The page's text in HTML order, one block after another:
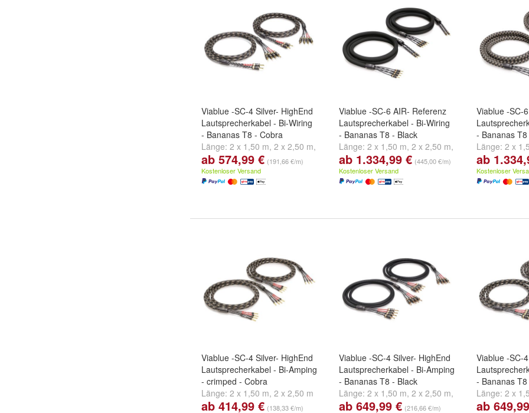
Viablue -SC-4 Silver- HighEnd
Lautsprecherkabel - Bi-Wiring
- Bananas T8 - Cobra
Länge: 2 x 1,50 m, 2 x 2,50 m,
2 x 3,00 m undweitere ...
ab 574,99 € (191,66 €/m)
Kostenloser Versand
Viablue -SC-6 AIR- Referenz
Lautsprecherkabel - Bi-Wiring
- Bananas T8 - Black
Länge: 2 x 1,50 m, 2 x 2,50 m,
2 x 3,00 mundweitere ...
ab 1.334,99 € (445,00 €/m)
Kostenloser Versand
Viablue -SC-
- Bananas
Länge: 2 x
2 x 3,00 m
ab
Kostenloser
Viablue -SC-4 Silver- HighEnd
Lautsprecherkabel - Bi-Amping
- crimped - Cobra
Länge: 2 x 1,50 m, 2 x 2,50 m
und 2 x 3,00 m
ab 414,99 € (138,33 €/m)
Viablue -SC-4 Silver- HighEnd
Lautsprecherkabel - Bi-Amping
- Bananas T8 - Black
Länge: 2 x 1,50 m, 2 x 2,50 m,
2 x 3,00 m undweitere ...
ab 649,99 € (216,66 €/m)
Viablue -SC-
- Bananas
Länge: 2 x
2 x 3,00 m
ab